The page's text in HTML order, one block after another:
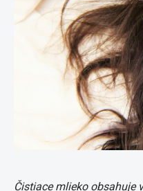
Čistiace mlieko obsahuje